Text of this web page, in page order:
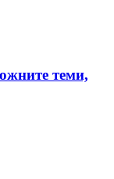
теми,